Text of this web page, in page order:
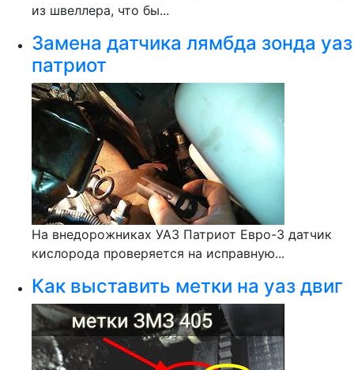
из швеллера, что бы...
Замена датчика лямбда зонда уаз
патриот
На внедорожниках УАЗ Патриот Евро-3 датчик
кислорода проверяется на исправную...
Как выставить метки на уаз двиг